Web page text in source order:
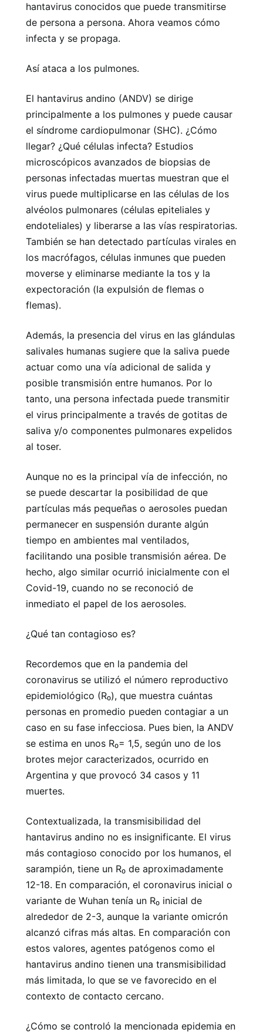
hantavirus conocidos que puede transmitirse
de persona a persona. Ahora veamos cómo
infecta y se propaga.
Así ataca a los pulmones.
El hantavirus andino (ANDV) se dirige
principalmente a los pulmones y puede causar
el síndrome cardiopulmonar (SHC). ¿Cómo
llegar? ¿Qué células infecta? Estudios
microscópicos avanzados de biopsias de
personas infectadas muertas muestran que el
virus puede multiplicarse en las células de los
alvéolos pulmonares (células epiteliales y
endoteliales) y liberarse a las vías respiratorias.
También se han detectado partículas virales en
los macrófagos, células inmunes que pueden
moverse y eliminarse mediante la tos y la
expectoración (la expulsión de flemas o
flemas).
Además, la presencia del virus en las glándulas
salivales humanas sugiere que la saliva puede
actuar como una vía adicional de salida y
posible transmisión entre humanos. Por lo
tanto, una persona infectada puede transmitir
el virus principalmente a través de gotitas de
saliva y/o componentes pulmonares expelidos
al toser.
Aunque no es la principal vía de infección, no
se puede descartar la posibilidad de que
partículas más pequeñas o aerosoles puedan
permanecer en suspensión durante algún
tiempo en ambientes mal ventilados,
facilitando una posible transmisión aérea. De
hecho, algo similar ocurrió inicialmente con el
Covid-19, cuando no se reconoció de
inmediato el papel de los aerosoles.
¿Qué tan contagioso es?
Recordemos que en la pandemia del
coronavirus se utilizó el número reproductivo
epidemiológico (R₀), que muestra cuántas
personas en promedio pueden contagiar a un
caso en su fase infecciosa. Pues bien, la ANDV
se estima en unos R₀= 1,5, según uno de los
brotes mejor caracterizados, ocurrido en
Argentina y que provocó 34 casos y 11
muertes.
Contextualizada, la transmisibilidad del
hantavirus andino no es insignificante. El virus
más contagioso conocido por los humanos, el
sarampión, tiene un R₀ de aproximadamente
12-18. En comparación, el coronavirus inicial o
variante de Wuhan tenía un R₀ inicial de
alrededor de 2-3, aunque la variante omicrón
alcanzó cifras más altas. En comparación con
estos valores, agentes patógenos como el
hantavirus andino tienen una transmisibilidad
más limitada, lo que se ve favorecido en el
contexto de contacto cercano.
¿Cómo se controló la mencionada epidemia en